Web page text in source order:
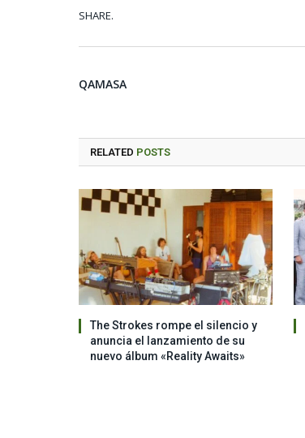
SHARE.
QAMASA
RELATED POSTS
The Strokes rompe el silencio y
anuncia el lanzamiento de su
nuevo álbum «Reality Awaits»